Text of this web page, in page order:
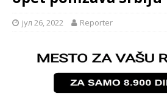
јул 26, 2022 Reporter